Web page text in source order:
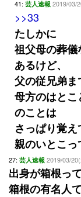
41: 芸人速報 2019/03/
>>33
たしかに
祖父母の葬
あるけど、
父の従兄弟
母方のはと
のことは
さっぱり覚
親のいとこ
27: 芸人速報 2019/03/
出身が箱根っ
箱根の有名人